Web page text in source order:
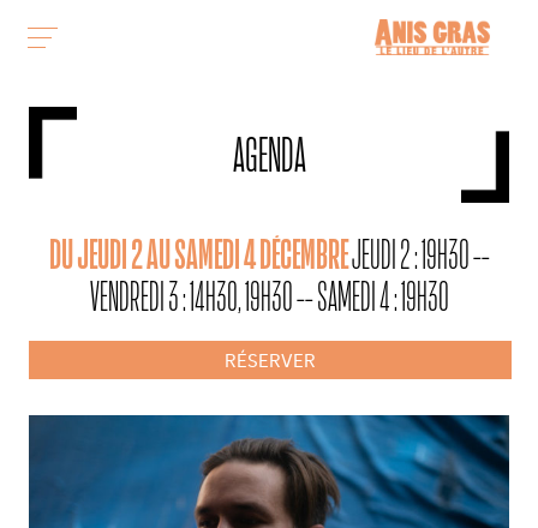
AGENDA
DU JEUDI 2 AU SAMEDI 4 DÉCEMBREJEUDI 2 : 19H30 --
VENDREDI 3 : 14H30, 19H30 -- SAMEDI 4 : 19H30
RÉSERVER